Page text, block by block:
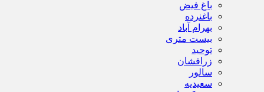
باغ فیض
باغنرده
بهرام آباد
بیست متری
توحید
زرافشان
سالور
سعیدیه